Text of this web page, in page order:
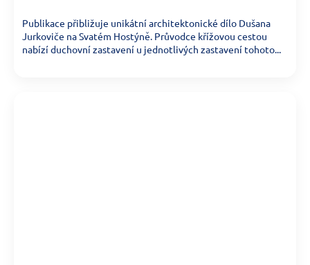
Publikace přibližuje unikátní architektonické dílo Dušana
Jurkoviče na Svatém Hostýně. Průvodce křížovou cestou
nabízí duchovní zastavení u jednotlivých zastavení tohoto...